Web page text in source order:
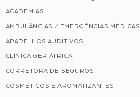
ACADEMIAS
AMBULÂNCIAS / EMERGÊNCIAS MÉDICAS
APARELHOS AUDITIVOS
CLÍNICA GERIÁTRICA
CORRETORA DE SEGUROS
COSMÉTICOS E AROMATIZANTES